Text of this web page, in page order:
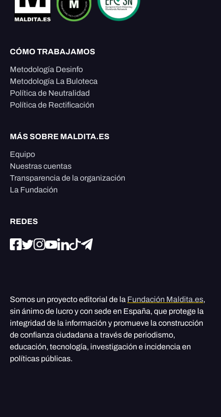
CÓMO TRABAJAMOS
Metodología Desinfo
Metodología La Buloteca
Política de Neutralidad
Política de Rectificación
MÁS SOBRE MALDITA.ES
Equipo
Nuestras cuentas
Transparencia de la organización
La Fundación
REDES
Somos un proyecto editorial de la Fundación Maldita.es,
sin ánimo de lucro y con sede en España, que protege la
integridad de la información y promueve la construcción
de confianza ciudadana a través de periodismo,
educación, tecnología, investigación e incidencia en
políticas públicas.